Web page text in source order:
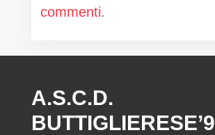
commenti.
A.S.C.D.